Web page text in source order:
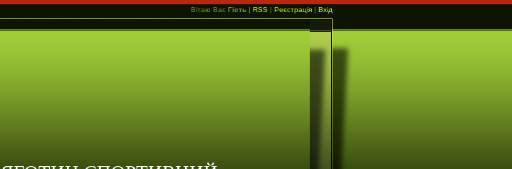
Вітаю Вас Гість | RSS | Реєстрація | Вхід